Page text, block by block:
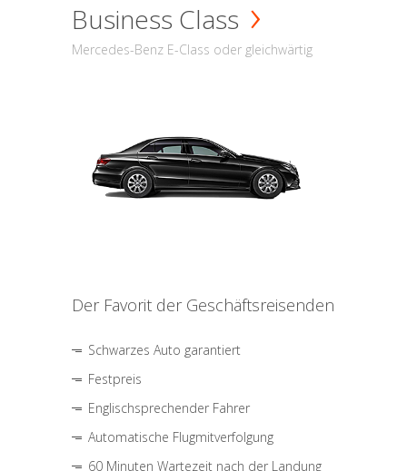
Business Class
Mercedes-Benz E-Class oder gleichwärtig
Der Favorit der Geschäftsreisenden
Schwarzes Auto garantiert
Festpreis
Englischsprechender Fahrer
Automatische Flugmitverfolgung
60 Minuten Wartezeit nach der Landung